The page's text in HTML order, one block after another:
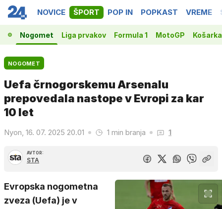
NOVICE ŠPORT POP IN POPKAST VREME
Nogomet Liga prvakov Formula 1 MotoGP Košarka
NOGOMET
Uefa črnogorskemu Arsenalu
prepovedala nastope v Evropi za kar
10 let
Nyon, 16. 07. 2025 20.01 1 min branja 1
AVTOR:
STA
Evropska nogometna
zveza (Uefa) je v